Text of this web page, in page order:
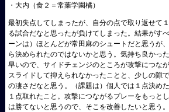
・大内（食２＝常葉学園橘）
最初失点してしまったが、自分の点で取り返せて
る試合だなと思ったが負けてしまった。結果がす
ーンは）ほとんどが常田麻のシュートだと思うが
ら決められたのではないかと思う。気持ち良かっ
早いので、サイドチェンジのところが攻撃につな
スライドして抑えられなかったことと、少しの隙
の凄さだなと思う。（課題は）個人では１点決め
１点取れたこと。攻撃につながるプレーをもっと
は勝てないと思うので、そこを改善したいと思う